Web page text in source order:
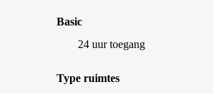
Basic
24 uur toegang
Type ruimtes